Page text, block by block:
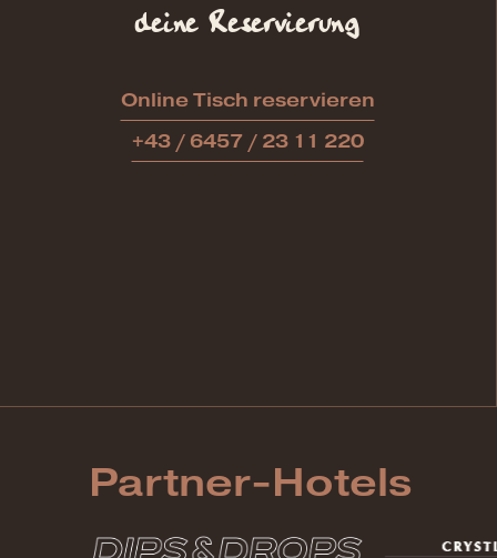
deine Reservierung
Online Tisch reservieren
+43 / 6457 / 23 11 220
Partner-Hotels